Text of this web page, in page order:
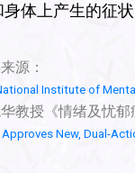
身体上产生的征
源：
Institute of
教授《情绪及忧郁
Approves New, Dual-